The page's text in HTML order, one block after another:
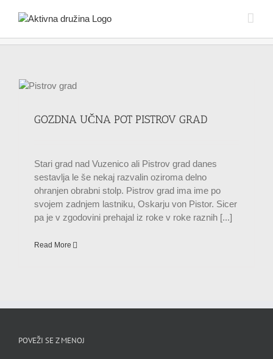
GOZDNA UČNA POT PISTROV GRAD
Stari grad nad Vuzenico ali Pistrov grad danes
sestavlja le še nekaj razvalin oziroma delno
ohranjen obrabni stolp. Pistrov grad ima ime po
svojem zadnjem lastniku, Oskarju von Pistor. Sicer
pa je v zgodovini prehajal iz roke v roke raznih [...]
Read More
POVEŽI SE Z MENOJ